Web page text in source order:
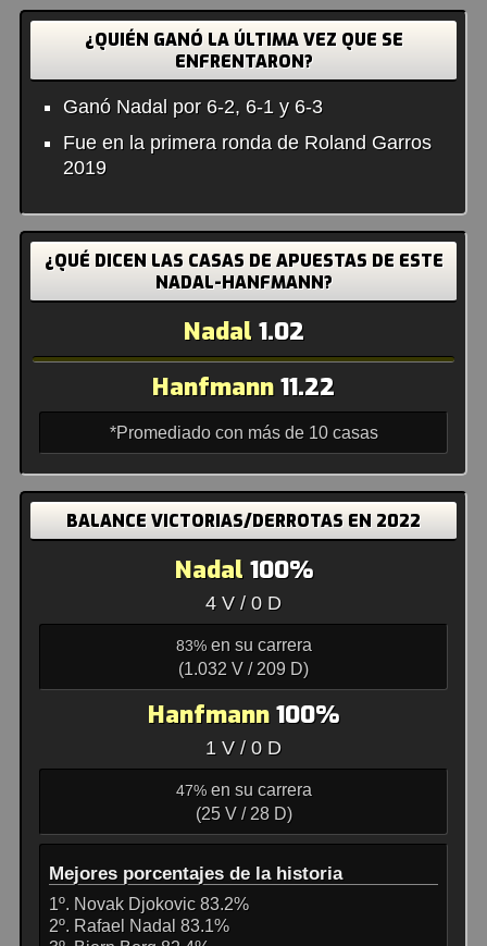
¿QUIÉN GANÓ LA ÚLTIMA VEZ QUE SE
ENFRENTARON?
Ganó Nadal por 6-2, 6-1 y 6-3
Fue en la primera ronda de Roland Garros
2019
¿QUÉ DICEN LAS CASAS DE APUESTAS DE ESTE
NADAL-HANFMANN?
Nadal 1.02
Hanfmann 11.22
*Promediado con más de 10 casas
BALANCE VICTORIAS/DERROTAS EN 2022
Nadal 100%
4 V / 0 D
83%en su carrera
(1.032 V / 209 D)
Hanfmann 100%
1 V / 0 D
47%en su carrera
(25 V / 28 D)
Mejores porcentajes de la historia
1º. Novak Djokovic 83.2%
2º. Rafael Nadal 83.1%